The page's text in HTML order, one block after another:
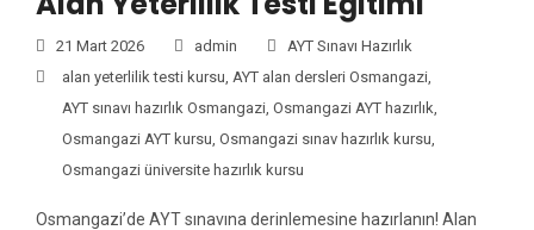
21 Mart 2026 admin
AYT Sınavı Hazırlık
alan yeterlilik testi kursu, AYT alan dersleri Osmangazi,
AYT sınavı hazırlık Osmangazi, Osmangazi AYT hazırlık,
Osmangazi AYT kursu, Osmangazi sınav hazırlık kursu,
Osmangazi üniversite hazırlık kursu
Osmangazi’de AYT sınavına derinlemesine hazırlanın! Alan